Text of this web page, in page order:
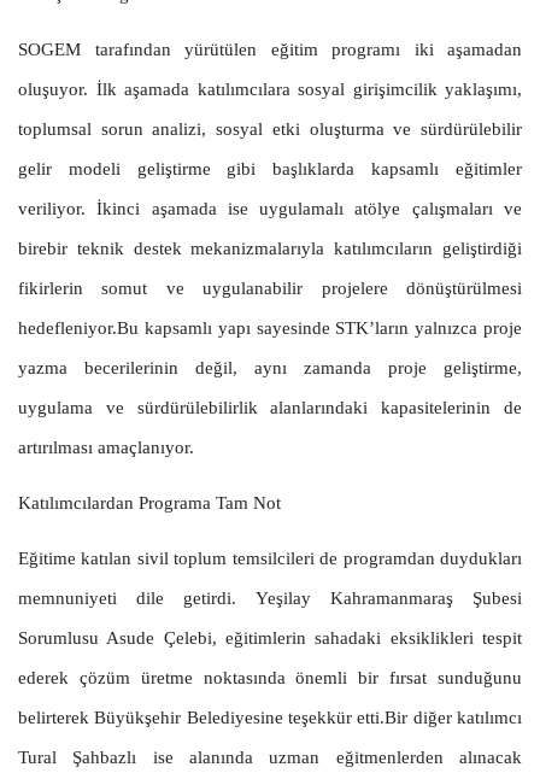
SOGEM tarafından yürütülen eğitim programı iki aşamadan
oluşuyor. İlk aşamada katılımcılara sosyal girişimcilik yaklaşımı,
toplumsal sorun analizi, sosyal etki oluşturma ve sürdürülebilir
gelir modeli geliştirme gibi başlıklarda kapsamlı eğitimler
veriliyor. İkinci aşamada ise uygulamalı atölye çalışmaları ve
birebir teknik destek mekanizmalarıyla katılımcıların geliştirdiği
fikirlerin somut ve uygulanabilir projelere dönüştürülmesi
hedefleniyor.Bu kapsamlı yapı sayesinde STK’ların yalnızca proje
yazma becerilerinin değil, aynı zamanda proje geliştirme,
uygulama ve sürdürülebilirlik alanlarındaki kapasitelerinin de
artırılması amaçlanıyor.
Katılımcılardan Programa Tam Not
Eğitime katılan sivil toplum temsilcileri de programdan duydukları
memnuniyeti dile getirdi. Yeşilay Kahramanmaraş Şubesi
Sorumlusu Asude Çelebi, eğitimlerin sahadaki eksiklikleri tespit
ederek çözüm üretme noktasında önemli bir fırsat sunduğunu
belirterek Büyükşehir Belediyesine teşekkür etti.Bir diğer katılımcı
Tural Şahbazlı ise alanında uzman eğitmenlerden alınacak